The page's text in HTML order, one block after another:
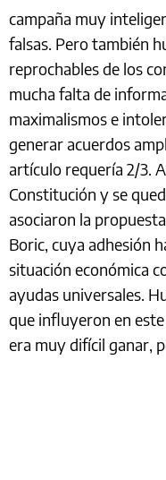
campaña muy
falsas. Pero también
reprochables de los
mucha falta de
maximalismos e
generar acuerdos
artículo requería 2/3.
Constitución y se
asociaron la
Boric, cuya adhesión
situación económica
ayudas universales.
que influyeron en
era muy difícil ganar,